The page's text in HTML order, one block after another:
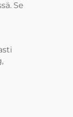
Se